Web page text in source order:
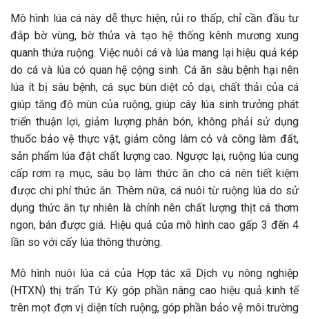
Mô hình lúa cá này dễ thực hiện, rủi ro thấp, chỉ cần đầu tư
đắp bờ vùng, bờ thửa và tạo hệ thống kênh mương xung
quanh thửa ruộng. Việc nuôi cá và lúa mang lại hiệu quả kép
do cá và lúa có quan hệ cộng sinh. Cá ăn sâu bệnh hại nên
lúa ít bị sâu bệnh, cá sục bùn diệt cỏ dại, chất thải của cá
giúp tăng độ mùn của ruộng, giúp cây lúa sinh trưởng phát
triển thuận lợi, giảm lượng phân bón, không phải sử dụng
thuốc bảo vệ thực vật, giảm công làm cỏ và công làm đất,
sản phẩm lúa đật chất lượng cao. Ngược lại, ruộng lúa cung
cấp rơm rạ mục, sâu bọ làm thức ăn cho cá nên tiết kiệm
được chi phí thức ăn. Thêm nữa, cá nuôi từ ruộng lúa do sử
dụng thức ăn tự nhiên là chính nên chất lượng thịt cá thơm
ngon, bán được giá. Hiệu quả của mô hình cao gấp 3 đến 4
lần so với cấy lúa thông thường.
Mô hình nuôi lúa cá của Hợp tác xã Dịch vụ nông nghiệp
(HTXN) thị trấn Tứ Kỳ góp phần nâng cao hiệu quả kinh tế
trên mọt đợn vị diện tích ruộng, góp phần bảo vệ môi trường